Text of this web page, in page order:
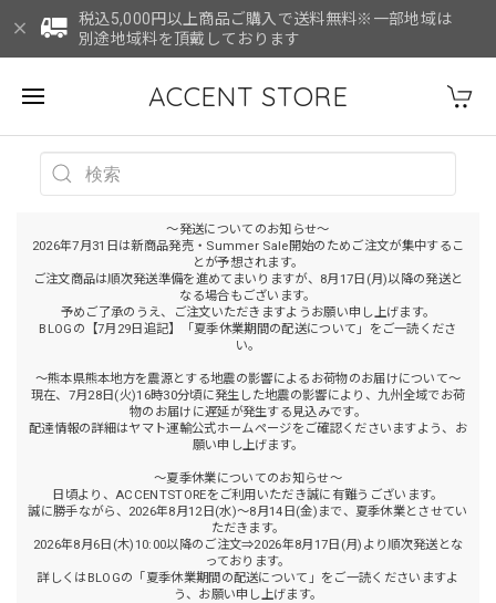
税込5,000円以上商品ご購入で送料無料※一部地域は
別途地域料を頂戴しております
ACCENT STORE
～発送についてのお知らせ～
2026年7月31日は新商品発売・Summer Sale開始のためご注文が集中するこ
とが予想されます。
ご注文商品は順次発送準備を進めてまいりますが、8月17日(月)以降の発送と
なる場合もございます。
予めご了承のうえ、ご注文いただきますようお願い申し上げます。
BLOGの【7月29日追記】「夏季休業期間の配送について」をご一読くださ
い。
～熊本県熊本地方を震源とする地震の影響によるお荷物のお届けについて～
現在、7月28日(火)16時30分頃に発生した地震の影響により、九州全域でお荷
物のお届けに遅延が発生する見込みです。
配達情報の詳細はヤマト運輸公式ホームページをご確認くださいますよう、お
願い申し上げます。
～夏季休業についてのお知らせ～
日頃より、ACCENTSTOREをご利用いただき誠に有難うございます。
誠に勝手ながら、2026年8月12日(水)～8月14日(金)まで、夏季休業とさせてい
ただきます。
2026年8月6日(木)10:00以降のご注文⇒2026年8月17日(月)より順次発送とな
っております。
詳しくはBLOGの「夏季休業期間の配送について」をご一読くださいますよ
う、お願い申し上げます。